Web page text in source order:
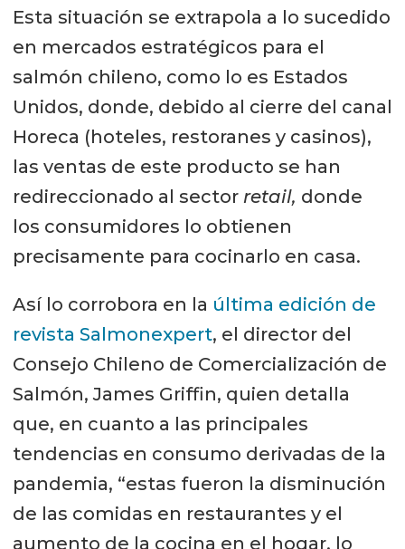
Esta situación se extrapola a lo sucedido
en mercados estratégicos para el
salmón chileno, como lo es Estados
Unidos, donde, debido al cierre del canal
Horeca (hoteles, restoranes y casinos),
las ventas de este producto se han
redireccionado al sector retail, donde
los consumidores lo obtienen
precisamente para cocinarlo en casa.
Así lo corrobora en la última edición de
revista Salmonexpert, el director del
Consejo Chileno de Comercialización de
Salmón, James Griffin, quien detalla
que, en cuanto a las principales
tendencias en consumo derivadas de la
pandemia, “estas fueron la disminución
de las comidas en restaurantes y el
aumento de la cocina en el hogar, lo